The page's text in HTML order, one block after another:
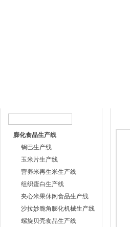
膨化食品生产线
锅巴生产线
玉米片生产线
营养米再生米生产线
组织蛋白生产线
夹心米果休闲食品生产线
沙拉妙脆角膨化机械生产线
螺旋贝壳食品生产线